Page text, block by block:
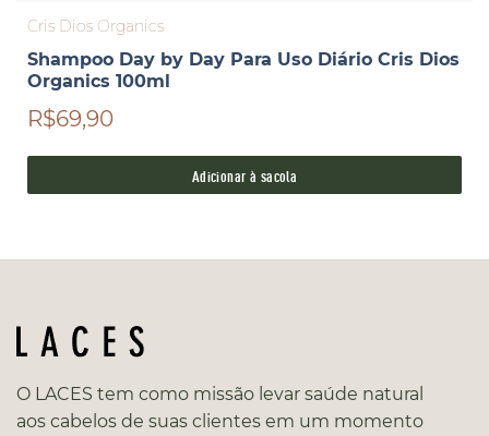
Cris Dios Organics
Shampoo Day by Day Para Uso Diário Cris Dios
Organics 100ml
R$69,90
Adicionar à sacola
O LACES tem como missão levar saúde natural
aos cabelos de suas clientes em um momento